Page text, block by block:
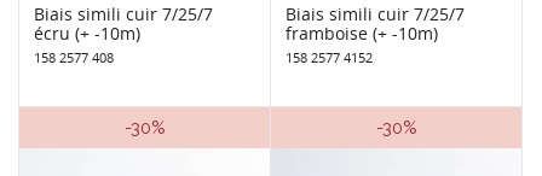
Biais simili cuir 7/25/7
écru (+ -10m)
158 2577 408
Biais simili cuir 7/25/7
framboise (+ -10m)
158 2577 4152
-30% -30%